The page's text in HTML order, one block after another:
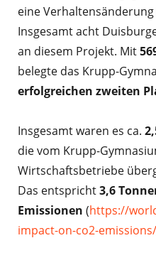
eine
Insgesamt acht
an diesem Projekt. Mit
belegte das Krupp-
erfolgreichen zweiten
Insgesamt waren es ca.
die vom Krupp-
Wirtschaftsbetriebe
Das entspricht3,6
Emissionen (https://
impact-on-co2-emissions/